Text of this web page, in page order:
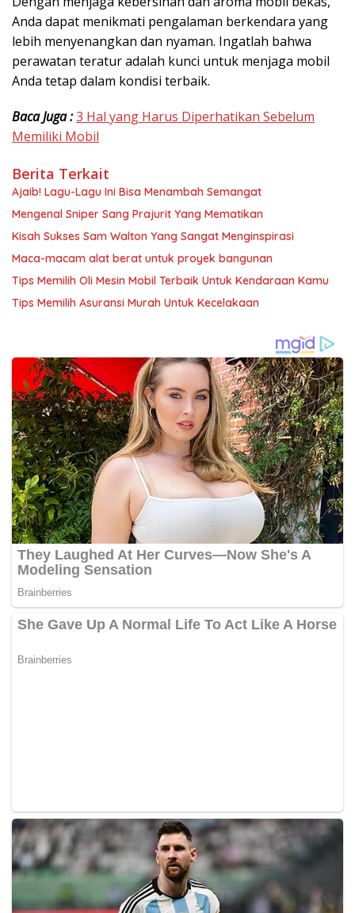
Anda dapat menikmati pengalaman berkendara yang
lebih menyenangkan dan nyaman. Ingatlah bahwa
perawatan teratur adalah kunci untuk menjaga mobil
Anda tetap dalam kondisi terbaik.
Baca Juga :3 Hal yang Harus Diperhatikan Sebelum
Memiliki Mobil
Berita Terkait
Ajaib! Lagu-Lagu Ini Bisa Menambah Semangat
Mengenal Sniper Sang Prajurit Yang Mematikan
Kisah Sukses Sam Walton Yang Sangat Menginspirasi
Maca-macam alat berat untuk proyek bangunan
Tips Memilih Oli Mesin Mobil Terbaik Untuk Kendaraan Kamu
Tips Memilih Asuransi Murah Untuk Kecelakaan